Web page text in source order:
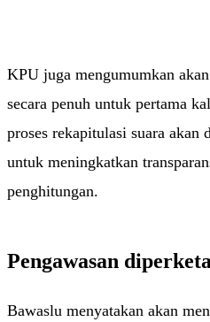
KPU juga mengumumkan
secara penuh untuk pertama
proses rekapitulasi suara akan
untuk meningkatkan
penghitungan.
Pengawasan
Bawaslu menyatakan akan